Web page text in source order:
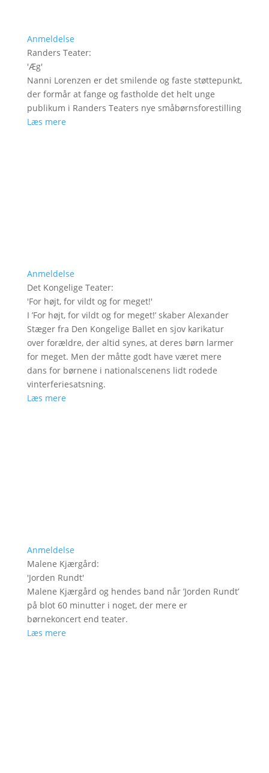
Anmeldelse
Randers Teater:
'Æg'
Nanni Lorenzen er det smilende og faste støttepunkt,
der formår at fange og fastholde det helt unge
publikum i Randers Teaters nye småbørnsforestilling
Læs mere
Anmeldelse
Det Kongelige Teater:
'For højt, for vildt og for meget!'
I ’For højt, for vildt og for meget!’ skaber Alexander
Stæger fra Den Kongelige Ballet en sjov karikatur
over forældre, der altid synes, at deres børn larmer
for meget. Men der måtte godt have været mere
dans for børnene i nationalscenens lidt rodede
vinterferiesatsning.
Læs mere
Anmeldelse
Malene Kjærgård:
'Jorden Rundt'
Malene Kjærgård og hendes band når ’Jorden Rundt’
på blot 60 minutter i noget, der mere er
børnekoncert end teater.
Læs mere